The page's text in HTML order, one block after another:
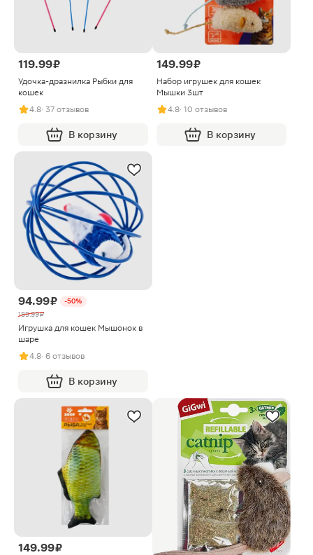
119.99 ₽
Удочка-дразнилка Рыбки для
кошек
4.8· 37 отзывов
В корзину
149.99 ₽
Набор игрушек для кошек
Мышки 3шт
4.8· 10 отзывов
В корзину
94.99 ₽
-50%
189.99 ₽
Игрушка для кошек Мышонок в
шаре
4.8· 6 отзывов
В корзину
149.99 ₽